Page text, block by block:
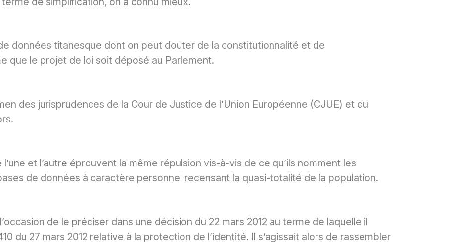
données titanesque dont on peut douter de la constitutionnalité et de
que le projet de loi soit déposé au Parlement.
des jurisprudences de la Cour de Justice de l’Union Européenne (CJUE) et du
et l’autre éprouvent la même répulsion vis-à-vis de ce qu’ils nomment les
de données à caractère personnel recensant la quasi-totalité de la population.
de le préciser dans une décision du 22 mars 2012 au terme de laquelle il
du 27 mars 2012 relative à la protection de l’identité. Il s’agissait alors de rassembler